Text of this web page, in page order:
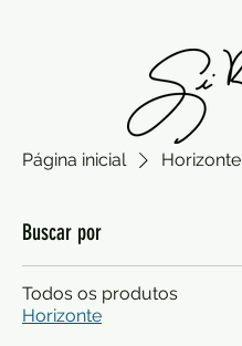
Página inicial Horizonte
Buscar por
Todos os produtos
Horizonte